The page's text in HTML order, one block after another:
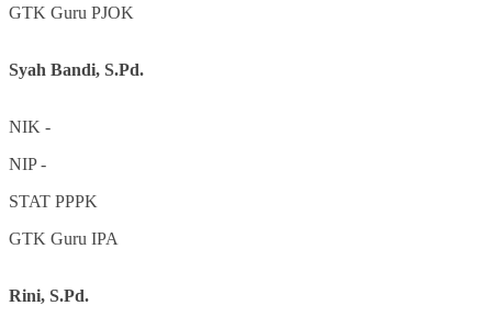
GTK Guru PJOK
Syah Bandi, S.Pd.
NIK -
NIP-
STAT PPPK
GTK Guru IPA
Rini, S.Pd.